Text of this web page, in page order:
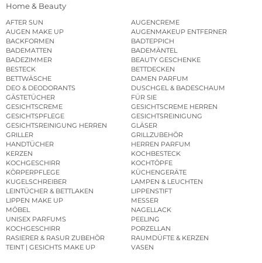
Home & Beauty
AFTER SUN
AUGENCREME
AUGEN MAKE UP
AUGENMAKEUP ENTFERNER
BACKFORMEN
BADTEPPICH
BADEMATTEN
BADEMÄNTEL
BADEZIMMER
BEAUTY GESCHENKE
BESTECK
BETTDECKEN
BETTWÄSCHE
DAMEN PARFUM
DEO & DEODORANTS
DUSCHGEL & BADESCHAUM
GÄSTETÜCHER
FÜR SIE
GESICHTSCREME
GESICHTSCREME HERREN
GESICHTSPFLEGE
GESICHTSREINIGUNG
GESICHTSREINIGUNG HERREN
GLÄSER
GRILLER
GRILLZUBEHÖR
HANDTÜCHER
HERREN PARFUM
KERZEN
KOCHBESTECK
KOCHGESCHIRR
KOCHTÖPFE
KÖRPERPFLEGE
KÜCHENGERÄTE
KUGELSCHREIBER
LAMPEN & LEUCHTEN
LEINTÜCHER & BETTLAKEN
LIPPENSTIFT
LIPPEN MAKE UP
MESSER
MÖBEL
NAGELLACK
UNISEX PARFUMS
PEELING
KOCHGESCHIRR
PORZELLAN
RASIERER & RASUR ZUBEHÖR
RAUMDÜFTE & KERZEN
TEINT | GESICHTS MAKE UP
VASEN